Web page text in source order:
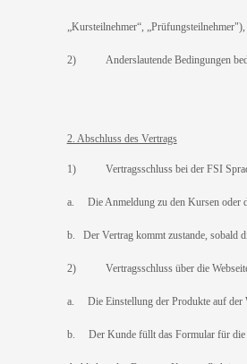
„Kursteilnehmer“,
2) Anderslautende Bedingungen
2. Abschluss des Vertrags
1) Vertragsschluss bei der FSI
a. Die Anmeldung zu den Kursen oder
b. Der Vertrag kommt zustande, sobald
2) Vertragsschluss über die Webseite
a. Die Einstellung der Produkte auf der
b. Der Kunde füllt das Formular für die